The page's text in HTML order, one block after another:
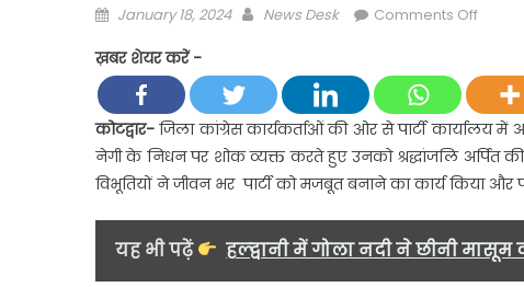
Posted
January 18, 2024 Author
News Desk Comments Offon
की
ओर
से
पार्टी
में
ख़बर शेयर करें -
कोटद्वार- जिला कांग्रेस कार्यकर्ताओं की ओर से पार्टी कार्यालय में
नेगी के निधन पर शोक व्यक्त करते हुए उनको श्रद्धांजलि अर्पित
विभूतियों ने जीवन भर पार्टी को मजबूत बनाने का कार्य किया और
यह भी पढ़ें हल्द्वानी में गोला नदी ने छीनी मासूम